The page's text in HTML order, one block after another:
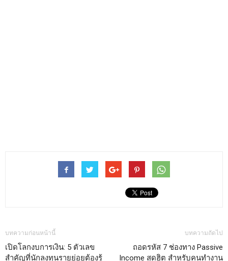
บทความก่อนหน้านี้
เปิดโลกงบการเงิน: 5 ตัวเลข
สำคัญที่นักลงทุนรายย่อยต้องรู้
บทความถัดไป
ถอดรหัส 7 ช่องทาง Passive
Income สุดฮิต สำหรับคนทำงาน